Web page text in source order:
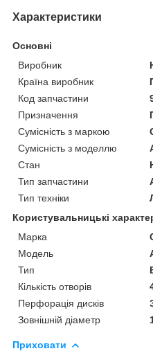
Характеристики
Основні
Виробник
Країна виробник
Код запчастини
Призначення
Сумісність з маркою
Сумісність з моделлю
Стан
Тип запчастини
Тип техніки
Користувальницькі
Марка
Модель
Тип
Кількість отворів
Перфорація дисків
Зовнішній діаметр
Приховати